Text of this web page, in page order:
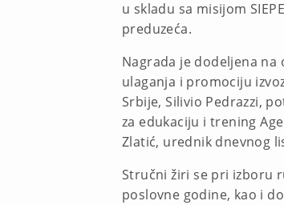
u skladu sa misijom
preduzeća.
Nagrada je dodeljena
ulaganja i promociju
Srbije, Silivio Pedrazzi,
za edukaciju i trening
Zlatić, urednik dnevnog
Stručni žiri se pri izboru
poslovne godine, kao i